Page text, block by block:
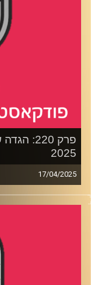
פרק
2025
17/04/2025
פודקאסט
דוידוביץ' ועידן
רבע 1: דנבר
ולוקה דונצ׳יץ׳
רבע 2: טילים